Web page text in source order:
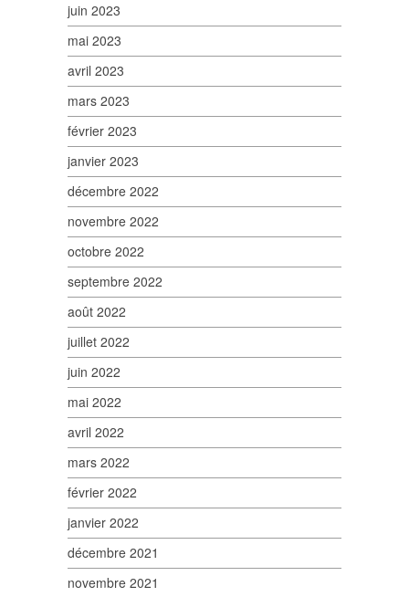
juin 2023
mai 2023
avril 2023
mars 2023
février 2023
janvier 2023
décembre 2022
novembre 2022
octobre 2022
septembre 2022
août 2022
juillet 2022
juin 2022
mai 2022
avril 2022
mars 2022
février 2022
janvier 2022
décembre 2021
novembre 2021